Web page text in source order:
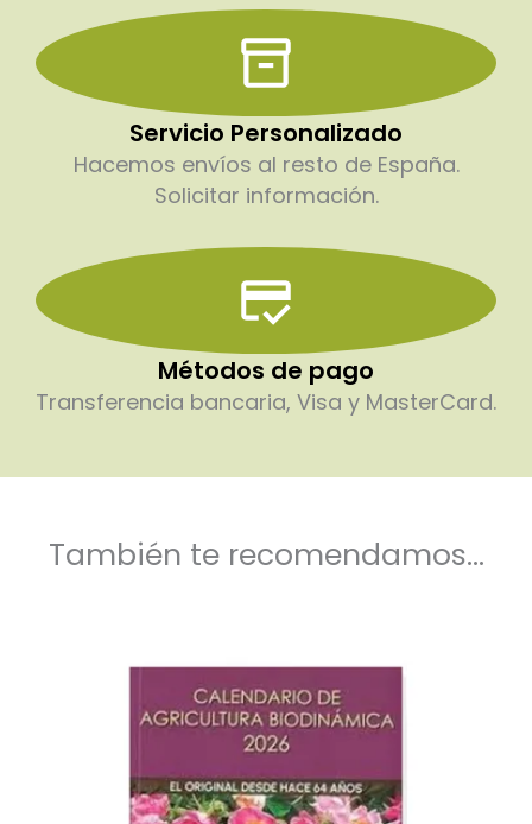
Servicio Personalizado
Hacemos envíos al resto de España.
Solicitar información.
Métodos de pago
Transferencia bancaria, Visa y MasterCard.
También te recomendamos...